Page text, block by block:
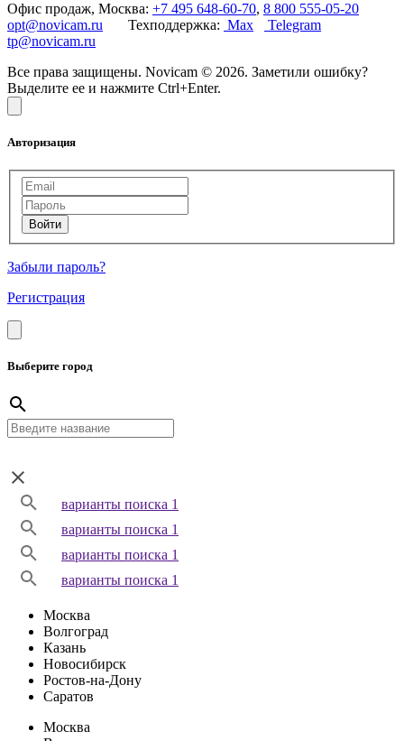
Офис продаж, Москва: +7 495 648-60-70, 8 800 555-05-20
opt@novicam.ru Техподдержка: Max
Telegram
tp@novicam.ru
Все права защищены. Novicam © 2026. Заметили ошибку?
Выделите ее и нажмите Ctrl+Enter.
Авторизация
Забыли пароль?
Регистрация
Выберите город
варианты поиска 1
варианты поиска 1
варианты поиска 1
варианты поиска 1
Москва
Волгоград
Казань
Новосибирск
Ростов-на-Дону
Саратов
Москва